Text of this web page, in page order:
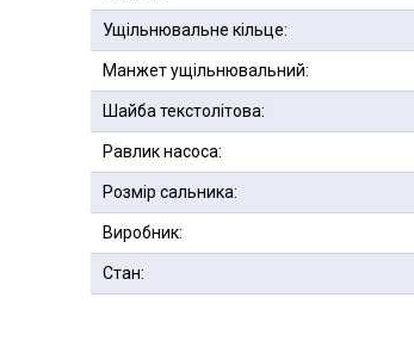
Ущільнювальне кільце:
Манжет ущільнювальний:
Шайба текстолітова:
Равлик насоса:
Розмір сальника:
Виробник:
Стан: